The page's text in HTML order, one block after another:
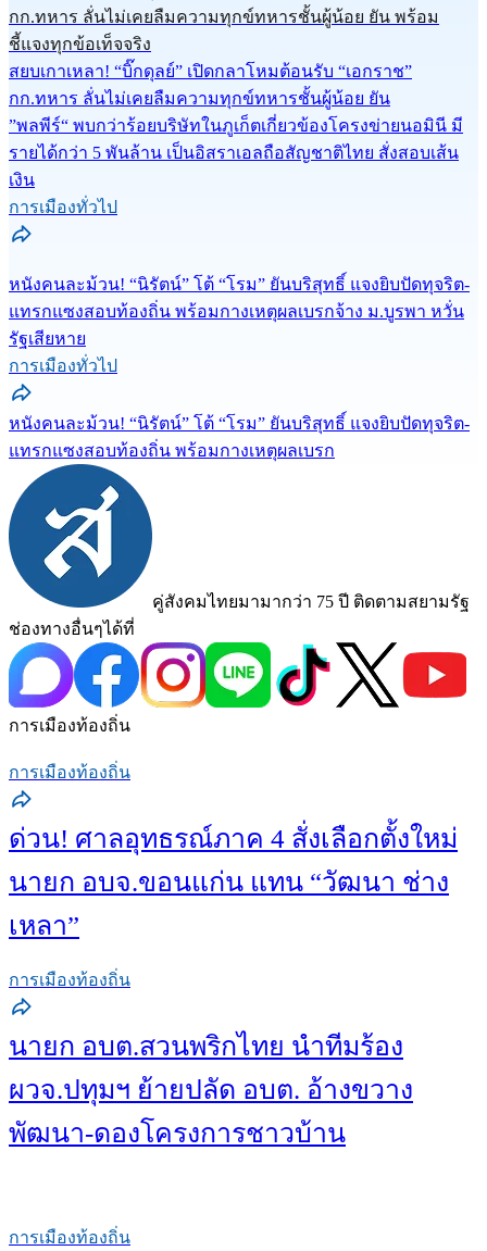
กก.ทหาร ลั่นไม่เคยลืมความทุกข์ทหารชั้นผู้น้อย ยัน พร้อม
ชี้แจงทุกข้อเท็จจริง
สยบเกาเหลา! “บิ๊กดุลย์” เปิดกลาโหมต้อนรับ “เอกราช”
กก.ทหาร ลั่นไม่เคยลืมความทุกข์ทหารชั้นผู้น้อย ยัน
”พลพีร์“ พบกว่าร้อยบริษัทในภูเก็ตเกี่ยวข้องโครงข่ายนอมินี มี
รายได้กว่า 5 พันล้าน เป็นอิสราเอลถือสัญชาติไทย สั่งสอบเส้น
เงิน
การเมืองทั่วไป
หนังคนละม้วน! “นิรัตน์” โต้ “โรม” ยันบริสุทธิ์ แจงยิบปัดทุจริต-
แทรกแซงสอบท้องถิ่น พร้อมกางเหตุผลเบรกจ้าง ม.บูรพา หวั่น
รัฐเสียหาย
การเมืองทั่วไป
หนังคนละม้วน! “นิรัตน์” โต้ “โรม” ยันบริสุทธิ์ แจงยิบปัดทุจริต-
แทรกแซงสอบท้องถิ่น พร้อมกางเหตุผลเบรก
คู่สังคมไทยมามากว่า 75 ปี ติดตามสยามรัฐ
ช่องทางอื่นๆได้ที่
การเมืองท้องถิ่น
การเมืองท้องถิ่น
ด่วน! ศาลอุทธรณ์ภาค 4 สั่งเลือกตั้งใหม่
นายก อบจ.ขอนแก่น แทน “วัฒนา ช่าง
เหลา”
การเมืองท้องถิ่น
นายก อบต.สวนพริกไทย นำทีมร้อง
ผวจ.ปทุมฯ ย้ายปลัด อบต. อ้างขวาง
พัฒนา-ดองโครงการชาวบ้าน
การเมืองท้องถิ่น